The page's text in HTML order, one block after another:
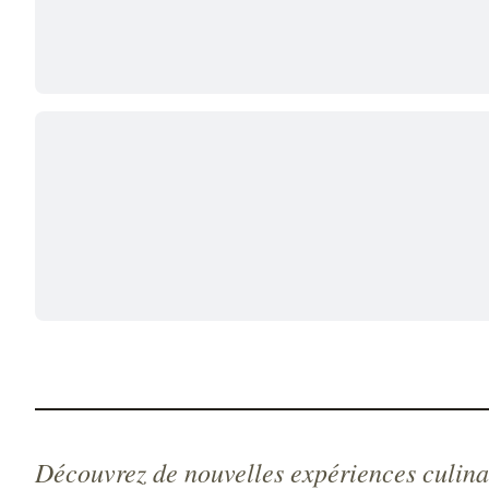
Découvrez de nouvelles expériences